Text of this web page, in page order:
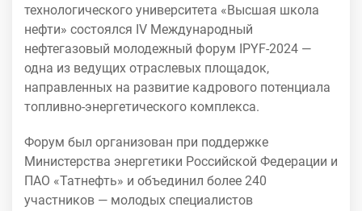
технологического университета «Высшая школа
нефти» состоялся IV Международный
нефтегазовый молодежный форум IPYF-2024 —
одна из ведущих отраслевых площадок,
направленных на развитие кадрового потенциала
топливно-энергетического комплекса.
Форум был организован при поддержке
Министерства энергетики Российской Федерации и
ПАО «Татнефть» и объединил более 240
участников — молодых специалистов